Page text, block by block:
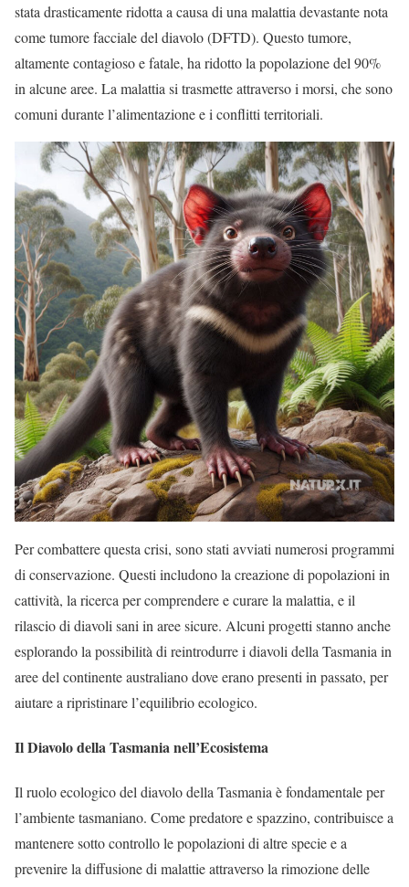
stata drasticamente ridotta a causa di una malattia devastante nota
come tumore facciale del diavolo (DFTD). Questo tumore,
altamente contagioso e fatale, ha ridotto la popolazione del 90%
in alcune aree. La malattia si trasmette attraverso i morsi, che sono
comuni durante l’alimentazione e i conflitti territoriali.
Per combattere questa crisi, sono stati avviati numerosi programmi
di conservazione. Questi includono la creazione di popolazioni in
cattività, la ricerca per comprendere e curare la malattia, e il
rilascio di diavoli sani in aree sicure. Alcuni progetti stanno anche
esplorando la possibilità di reintrodurre i diavoli della Tasmania in
aree del continente australiano dove erano presenti in passato, per
aiutare a ripristinare l’equilibrio ecologico.
Il Diavolo della Tasmania nell’Ecosistema
Il ruolo ecologico del diavolo della Tasmania è fondamentale per
l’ambiente tasmaniano. Come predatore e spazzino, contribuisce a
mantenere sotto controllo le popolazioni di altre specie e a
prevenire la diffusione di malattie attraverso la rimozione delle